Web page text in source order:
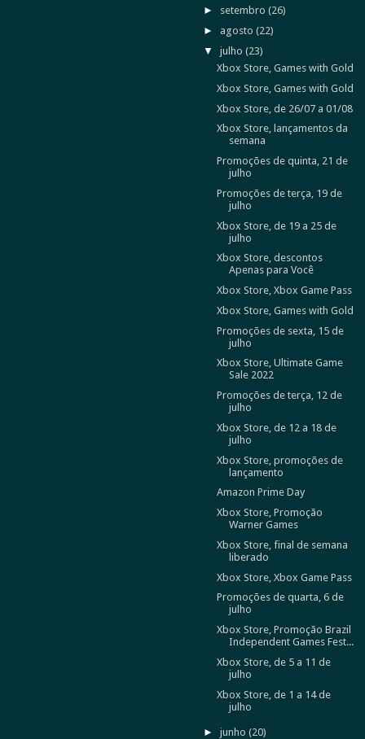
► setembro(26)
► agosto(22)
▼julho(23)
Xbox Store, Games with Gold
Xbox Store, Games with Gold
Xbox Store, de 26/07 a 01/08
Xbox Store, lançamentos da
semana
Promoções de quinta, 21 de
julho
Promoções de terça, 19 de
julho
Xbox Store, de 19 a 25 de
julho
Xbox Store, descontos
Apenas para Você
Xbox Store, Xbox Game Pass
Xbox Store, Games with Gold
Promoções de sexta, 15 de
julho
Xbox Store, Ultimate Game
Sale 2022
Promoções de terça, 12 de
julho
Xbox Store, de 12 a 18 de
julho
Xbox Store, promoções de
lançamento
Amazon Prime Day
Xbox Store, Promoção
Warner Games
Xbox Store, final de semana
liberado
Xbox Store, Xbox Game Pass
Promoções de quarta, 6 de
julho
Xbox Store, Promoção Brazil
Independent Games Fest...
Xbox Store, de 5 a 11 de
julho
Xbox Store, de 1 a 14 de
julho
►junho(20)